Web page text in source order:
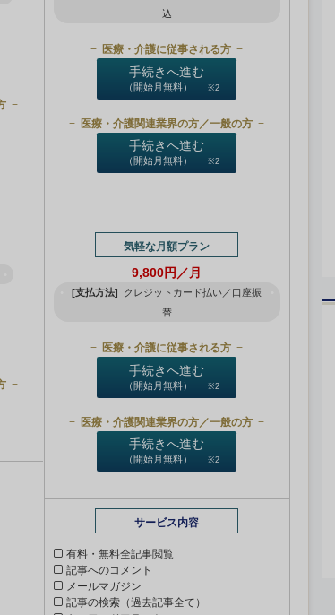
込
医療・介護に従事される方
手続きへ進む
（開始月無料） ※2
医療・介護関連業界の方／一般の方
手続きへ進む
（開始月無料） ※2
気軽な月額プラン
9,800円／月
[支払方法]
クレジットカード払い／口座振
替
医療・介護に従事される方
手続きへ進む
（開始月無料） ※2
医療・介護関連業界の方／一般の方
手続きへ進む
（開始月無料） ※2
サービス内容
有料・無料全記事閲覧
記事へのコメント
メールマガジン
記事の検索（過去記事全て）